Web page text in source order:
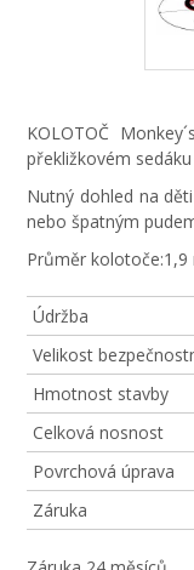
KOLOTOČ
překližkovém
Nutný dohled na
nebo špatným
Průměr kolotoče:1,9
Údržba
Velikost
Hmotnost stavby
Celková nosnost
Povrchová úprava
Záruka